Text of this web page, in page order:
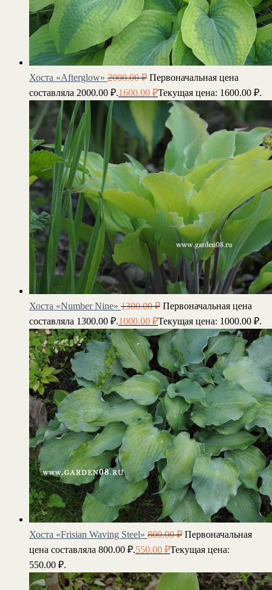
Хоста «Afterglow» 2000.00₽ Первоначальная цена
составляла 2000.00 ₽.1600.00 ₽Текущая цена: 1600.00 ₽.
Хоста «Number Nine» 1300.00₽ Первоначальная цена
составляла 1300.00 ₽.1000.00 ₽Текущая цена: 1000.00 ₽.
Хоста «Frisian Waving Steel» 800.00₽ Первоначальная
цена составляла 800.00 ₽.550.00 ₽Текущая цена:
550.00 ₽.